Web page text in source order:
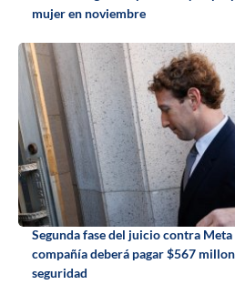
mujer en noviembre
Segunda fase del juicio contra
compañía deberá pagar $567
seguridad